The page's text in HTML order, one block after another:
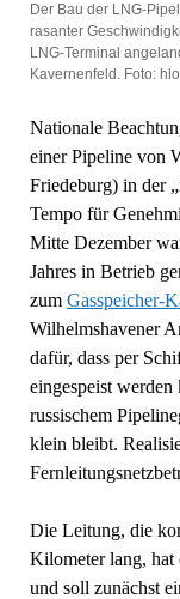
Der Bau der LNG-
rasanter
LNG-Terminal
Kavernenfeld. Foto: hlo
Nationale
einer Pipeline von
Friedeburg) in der
Tempo für
Mitte Dezember
Jahres in Betrieb
zum Gasspeicher-
Wilhelmshavener
dafür, dass per
eingespeist
russischem
klein bleibt.
Die Leitung, die
Kilometer lang, hat
und soll zunächst